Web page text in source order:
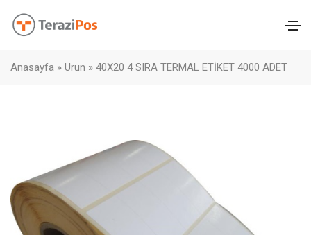
Anasayfa » Urun » 40X20 4 SIRA TERMAL ETİKET 4000 ADET